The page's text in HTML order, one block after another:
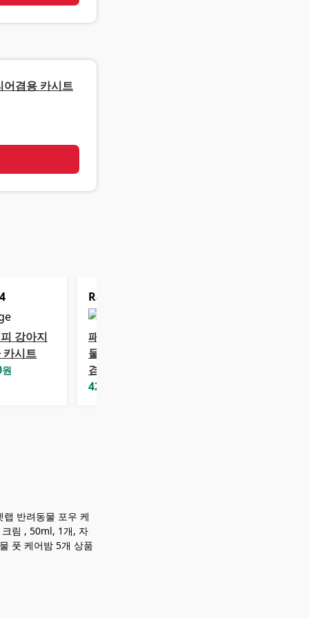
어겸용 카시트
4
강아지
카시트
원
Rank
패리스독 반려동
물 스마일 캐리어
겸용 카시트 M
42,000
반려동물 포우 케
림 , 50ml, 1개, 자
풋 케어밤 5개 상품